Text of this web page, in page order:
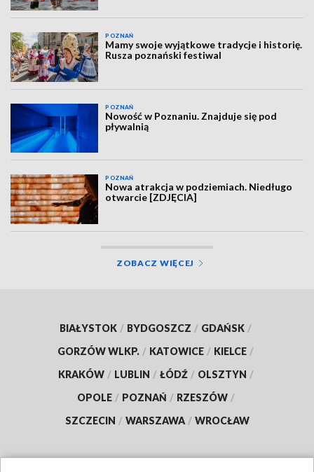
POZNAŃ
Mamy swoje wyjątkowe tradycje i historię.
Rusza poznański festiwal
POZNAŃ
Nowość w Poznaniu. Znajduje się pod
pływalnią
POZNAŃ
Nowa atrakcja w podziemiach. Niedługo
otwarcie [ZDJĘCIA]
ZOBACZ WIĘCEJ
BIAŁYSTOK / BYDGOSZCZ / GDAŃSK /
GORZÓW WLKP. / KATOWICE / KIELCE /
KRAKÓW / LUBLIN / ŁÓDŹ / OLSZTYN /
OPOLE / POZNAŃ / RZESZÓW /
SZCZECIN / WARSZAWA / WROCŁAW